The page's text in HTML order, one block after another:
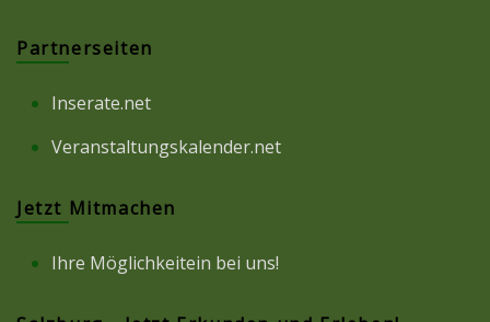
Partnerseiten
Inserate.net
Veranstaltungskalender.net
Jetzt Mitmachen
Ihre Möglichkeitein bei uns!